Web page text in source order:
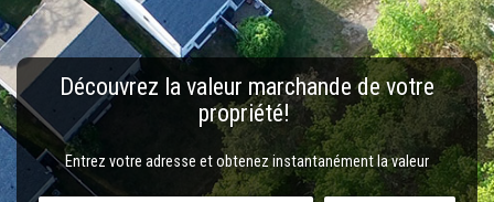
Découvrez la valeur marchande de votre
propriété!
Entrez votre adresse et obtenez instantanément la valeur